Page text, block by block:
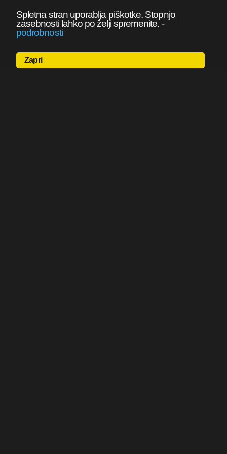
Spletna stran uporablja piškotke. Stopnjo
zasebnosti lahko po želji spremenite. -
podrobnosti
Zapri